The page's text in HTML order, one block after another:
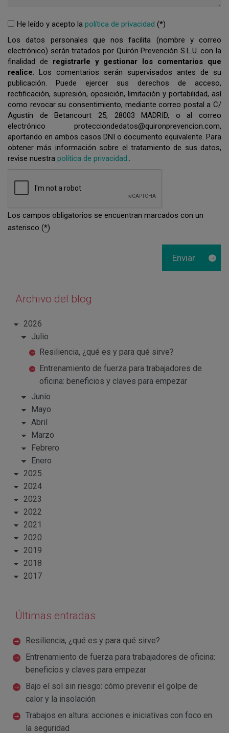
He leído y acepto la política de privacidad (*)
Los datos personales que nos facilita (nombre y correo
electrónico) serán tratados por Quirón Prevención S.L.U. con la
finalidad de registrarle y gestionar los comentarios que
realice. Los comentarios serán supervisados antes de su
publicación. Puede ejercer sus derechos de acceso,
rectificación, supresión, oposición, limitación y portabilidad, así
como revocar su consentimiento, mediante correo postal a C/
Agustín de Betancourt 25, 28003 MADRID, o al correo
electrónico protecciondedatos@quironprevencion.com,
aportando en ambos casos DNI o documento equivalente. Para
obtener más información sobre el tratamiento de sus datos,
revise nuestra política de privacidad..
Los campos obligatorios se encuentran marcados con un
asterisco (*)
Archivo del blog
2026
Julio
Resiliencia, ¿qué es y para qué sirve?
Entrenamiento de fuerza para trabajadores de
oficina: beneficios y claves para empezar
Junio
Mayo
Abril
Marzo
Febrero
Enero
2025
2024
2023
2022
2021
2020
2019
2018
2017
Últimas entradas
Resiliencia, ¿qué es y para qué sirve?
Entrenamiento de fuerza para trabajadores de oficina:
beneficios y claves para empezar
Bajo el sol sin riesgo: cómo prevenir el golpe de
calor y la insolación
Trabajos en altura: acciones e iniciativas con foco en
la seguridad